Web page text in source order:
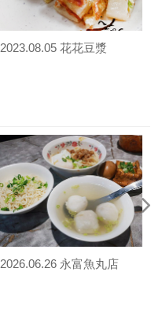
2023.08.05 花花豆漿
2026.06.26 永富魚丸店